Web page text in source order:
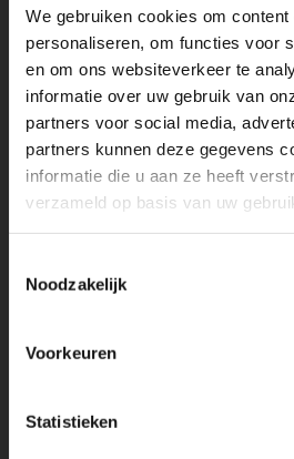
We gebruiken cookies om
personaliseren, om functies voor
en om ons websiteverkeer te
informatie over uw gebruik van
partners voor social media,
partners kunnen deze gegevens
informatie die u aan ze heeft
verzameld op basis van uw
Noodzakelijk
Voorkeuren
Statistieken
Kleur wit
bouw 1 geheel
Details
met lade(s),
uniek oud